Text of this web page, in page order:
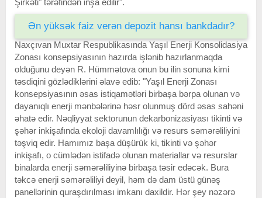
Ən yüksək faiz verən depozit hansı bankdadır?
Naxçıvan Muxtar Respublikasında Yaşıl Enerji Konsolidasiya
Zonası konsepsiyasının hazırda işlənib hazırlanmaqda
olduğunu deyən R. Hümmətova onun bu ilin sonuna kimi
təsdiqini gözlədiklərini əlavə edib: "Yaşıl Enerji Zonası
konsepsiyasının əsas istiqamətləri birbaşa bərpa olunan və
dayanıqlı enerji mənbələrinə həsr olunmuş dörd əsas sahəni
əhatə edir. Nəqliyyat sektorunun dekarbonizasiyası tikinti və
şəhər inkişafında ekoloji davamlılığı və resurs səmərəliliyini
təşviq edir. Hamımız başa düşürük ki, tikinti və şəhər
inkişafı, o cümlədən istifadə olunan materiallar və resurslar
binalarda enerji səmərəliliyinə birbaşa təsir edəcək. Bura
təkcə enerji səmərəliliyi deyil, həm də dam üstü günəş
panellərinin quraşdırılması imkanı daxildir. Hər şey nəzərə